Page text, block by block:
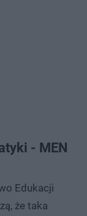
- MEN
Edukacji
że taka